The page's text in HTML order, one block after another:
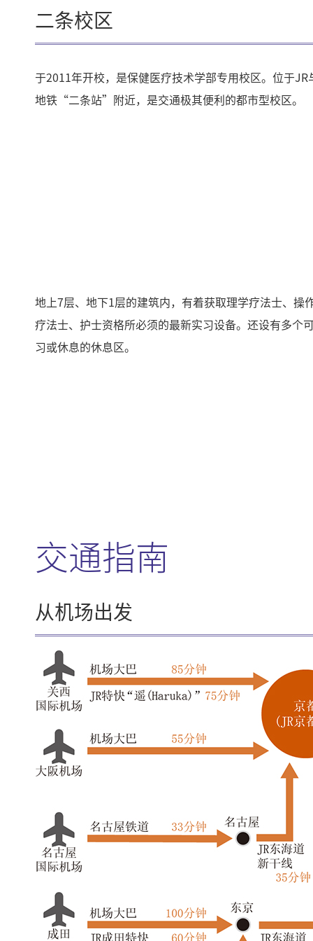
二条校区
于2011年开校，是保健医疗技术学部专用校区。位于JR
地铁“二条站”附近，是交通极其便利的都市型校区。
地上7层、地下1层的建筑内，有着获取理学疗法士、操
疗法士、护士资格所必须的最新实习设备。还设有多个
习或休息的休息区。
交通指南
从机场出发